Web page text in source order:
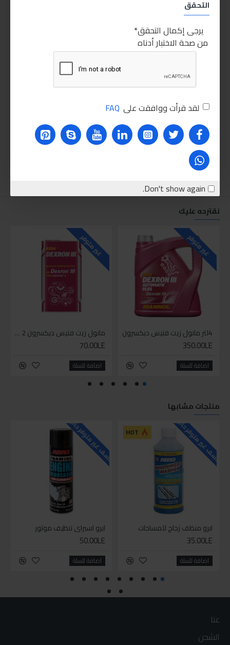
التحقق
يرجى إكمال التحقق
من صحة الاختبار أدناه
لقد قرأت ووافقت على FAQ
Don't show again.
نقترحه عليك
غير متوفر
4لتر مانول زيت فتيس ديكسرون
350.00LE
اضافة للسلة
غير متوفر
مانول زيت فتيس ديكسرون 2 لتر واحد
70.00LE
اضافة للسلة
منتجات مشابها
HOT للاسف غير متوفر حاليا
ابرو منظف زجاج للمساحات
35.00LE
اضافة للسلة
للاسف غير متوفر حاليا
ابرو اسبراي تنظيف موتور
50.00LE
اضافة للسلة
عنا
الشحن